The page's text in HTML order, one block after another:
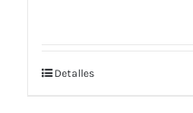
Detalles